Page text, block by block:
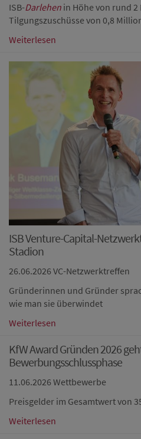
ISB-Darlehen in Höhe von rund
Tilgungszuschüsse von 0,8
Weiterlesen
ISB Venture-Capital-
Stadion
26.06.2026 VC-Netzwerktreffen
Gründerinnen und Gründer
wie man sie überwindet
Weiterlesen
KfW Award Gründen 2026
Bewerbungsschlussphase
11.06.2026 Wettbewerbe
Preisgelder im Gesamtwert von
Weiterlesen